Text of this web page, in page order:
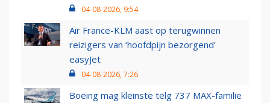
04-08-2026, 9:54
Air France-KLM aast op terugwinnen
reizigers van ‘hoofdpijn bezorgend’
easyJet
04-08-2026, 7:26
Boeing mag kleinste telg 737 MAX-familie